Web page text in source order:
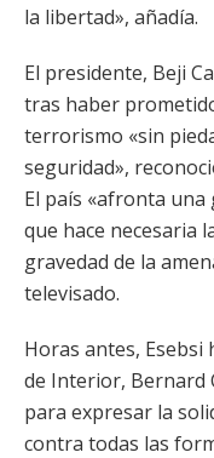
la libertad», añadía.
El presidente, Beji
tras haber
terrorismo «sin
seguridad»,
El país «afronta
que hace necesaria
gravedad de la
televisado.
Horas antes,
de Interior, Bernard
para expresar la
contra todas las